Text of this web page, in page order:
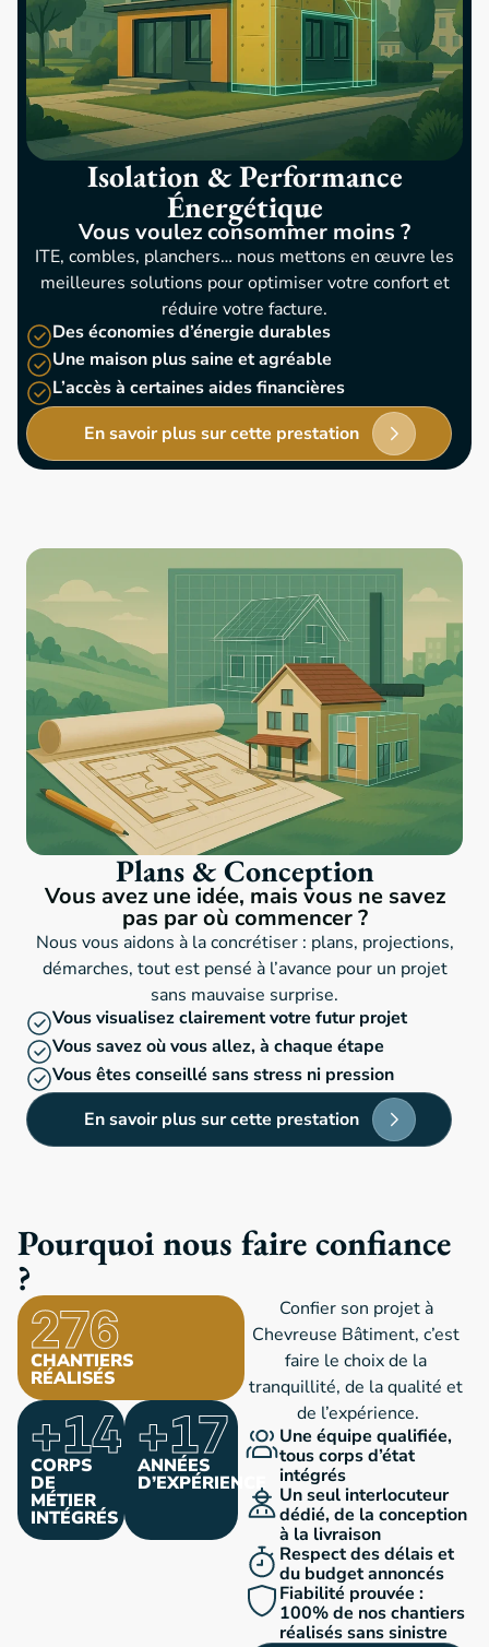
Isolation & Performance
Énergétique
Vous voulez consommer moins ?
ITE, combles, planchers… nous mettons en œuvre les
meilleures solutions pour optimiser votre confort et
réduire votre facture.
Des économies d’énergie durables
Une maison plus saine et agréable
L’accès à certaines aides financières
En savoir plus sur cette prestation
Plans & Conception
Vous avez une idée, mais vous ne savez
pas par où commencer ?
Nous vous aidons à la concrétiser : plans, projections,
démarches, tout est pensé à l’avance pour un projet
sans mauvaise surprise.
Vous visualisez clairement votre futur projet
Vous savez où vous allez, à chaque étape
Vous êtes conseillé sans stress ni pression
En savoir plus sur cette prestation
Pourquoi nous faire confiance
?
276
CHANTIERS
RÉALISÉS
+14
CORPS
DE
MÉTIER
INTÉGRÉS
+17
ANNÉES
D’EXPÉRIENCE
Confier son projet à
Chevreuse Bâtiment, c’est
faire le choix de la
tranquillité, de la qualité et
de l’expérience.
Une équipe qualifiée,
tous corps d’état
intégrés
Un seul interlocuteur
dédié, de la conception
à la livraison
Respect des délais et
du budget annoncés​
Fiabilité prouvée :
100% de nos chantiers
réalisés sans sinistre